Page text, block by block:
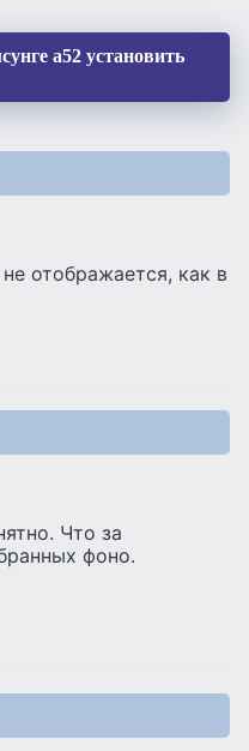
а52 установить
отображается, как в
Что за
фоно.